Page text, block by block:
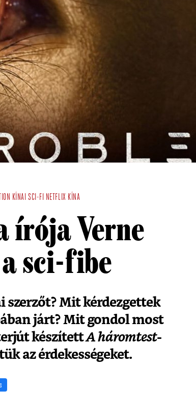
KÍNAI SCI-FI NETFLIX KÍNA
írója Verne
sci-fibe
szerzőt? Mit kérdezgettek
járt? Mit gondol most
készítettA háromtest-
az érdekességeket.